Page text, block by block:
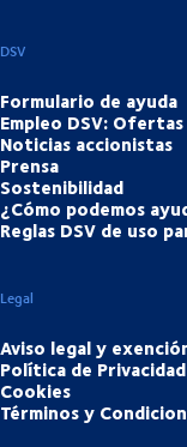
DSV
Formulario de ayuda
Empleo DSV:
Noticias accionistas
Prensa
Sostenibilidad
¿Cómo podemos
Reglas DSV de uso
Legal
Aviso legal y
Política de Privacidad
Cookies
Términos y